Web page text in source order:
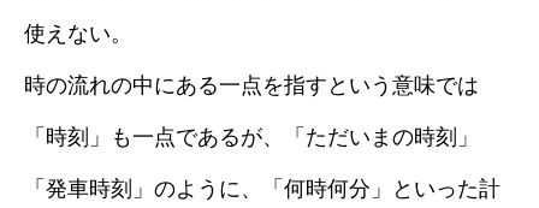
使えない。
時の流れの中にある一点を指すという意味では
「時刻」も一点であるが、「ただいまの時刻」
「発車時刻」のように、「何時何分」といった計